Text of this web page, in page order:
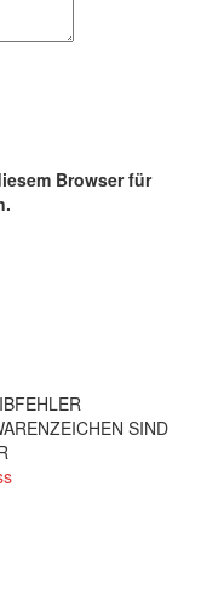
Browser für
SIND